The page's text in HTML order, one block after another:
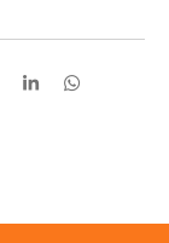
S
D